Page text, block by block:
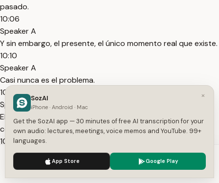
pasado.
10:06
Speaker A
Y sin embargo, el presente, el único momento real que existe.
10:10
Speaker A
Casi nunca es el problema.
10:13
Speaker A
El problema es tu resistencia mental a lo que no puedes
controlar.
10:18
Speaker A
Cuando entiendes esto, ocurre un cambio profundo.
10:21
We use cookies to enhance your experience.
×
SozAI
iPhone · Android · Mac
Get the SozAI app — 30 minutes of free AI transcription for your
own audio: lectures, meetings, voice memos and YouTube. 99+
languages.
App Store Google Play